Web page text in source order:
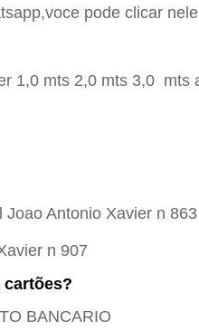
pode clicar
1,0 mts 2,0 mts 3,0 mts
Antonio Xavier n 863
n 907
cartões?
BANCARIO